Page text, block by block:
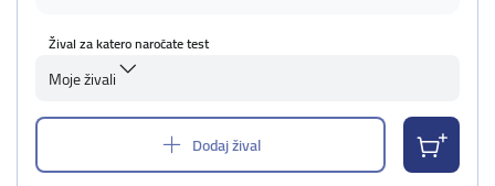
Žival za katero naročate test
Moje živali
Dodaj žival